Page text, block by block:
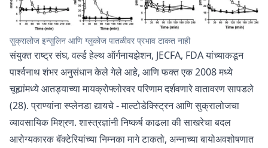
सुक्रालोज इन्सुलिन आणि ग्लुकोज पातळीवर प्रभाव टाकत नाही
संयुक्त राष्ट्र संघ, वर्ल्ड हेल्थ ऑर्गनायझेशन, JECFA, FDA यांच्याकडून
पार्श्वनाथ शंभर अनुसंधान केले गेले आहे, आणि फक्त एक 2008 मध्ये
चूह्यांमध्ये आतड्याच्या मायक्रोफ्लोरवर परिणाम दर्शवणारे वातावरण सापडले
(28). प्राण्यांना स्प्लेनडा द्यायचे - माल्टोडेक्स्ट्रिन आणि सुक्रालोजचा
व्यावसायिक मिश्रण. शास्त्रज्ञांनी निष्कर्ष काढला की साखरेचा बदल
आरोग्यकारक बॅक्टेरियांच्या निम्नका मागे टाकतो, अन्नाच्या बायोअवशोषणात